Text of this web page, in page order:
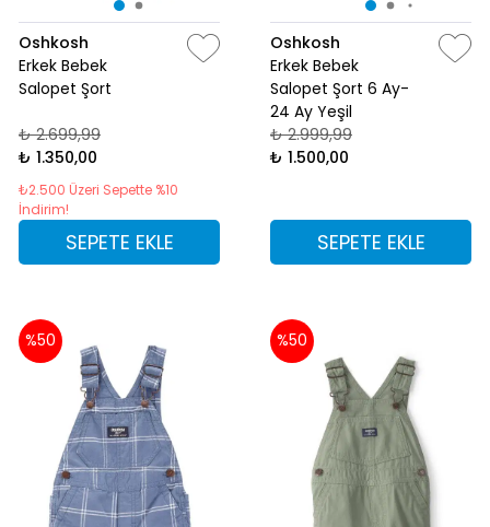
Oshkosh
Erkek Bebek
Salopet Şort
₺ 2.699,99
₺ 1.350,00
₺2.500 Üzeri Sepette %10
İndirim!
SEPETE EKLE
Oshkosh
Erkek Bebek
Salopet Şort 6 Ay-
24 Ay Yeşil
₺ 2.999,99
₺ 1.500,00
SEPETE EKLE
%50 %50